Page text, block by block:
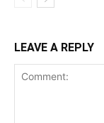
LEAVE A REPLY